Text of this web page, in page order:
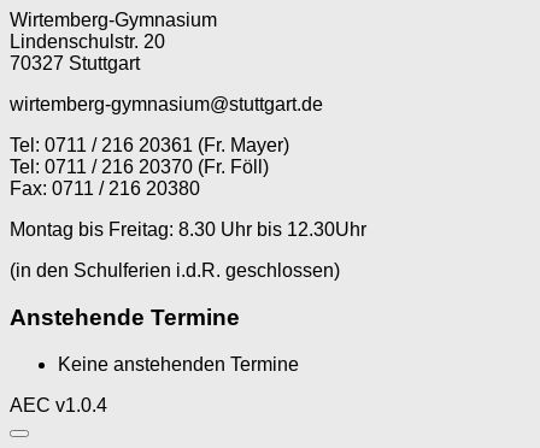
Wirtemberg-Gymnasium
Lindenschulstr. 20
70327 Stuttgart
wirtemberg-gymnasium@stuttgart.de
Tel: 0711 / 216 20361 (Fr. Mayer)
Tel: 0711 / 216 20370 (Fr. Föll)
Fax: 0711 / 216 20380
Montag bis Freitag: 8.30 Uhr bis 12.30Uhr
(in den Schulferien i.d.R. geschlossen)
Anstehende Termine
Keine anstehenden Termine
AEC v1.0.4